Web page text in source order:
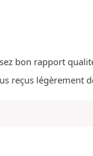
bon rapport
reçus légèrement